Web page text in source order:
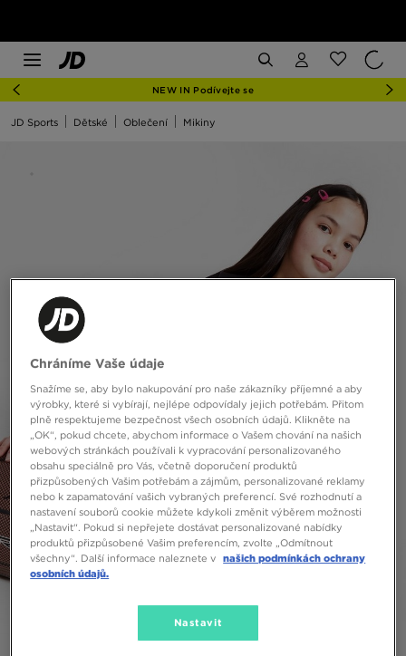
NEW IN Podívejte se
JD Sports Dětské Oblečení Mikiny
Chráníme Vaše údaje
Snažíme se, aby bylo nakupování pro naše zákazníky příjemné a aby
výrobky, které si vybírají, nejlépe odpovídaly jejich potřebám. Přitom
plně respektujeme bezpečnost všech osobních údajů. Klikněte na
„OK“, pokud chcete, abychom informace o Vašem chování na našich
webových stránkách používali k vypracování personalizovaného
obsahu speciálně pro Vás, včetně doporučení produktů
přizpůsobených Vašim potřebám a zájmům, personalizované reklamy
nebo k zapamatování vašich vybraných preferencí. Své rozhodnutí a
nastavení souborů cookie můžete kdykoli změnit výběrem možnosti
„Nastavit“. Pokud si nepřejete dostávat personalizované nabídky
produktů přizpůsobené Vašim preferencím, zvolte „Odmítnout
všechny“. Další informace naleznete v našich podmínkách ochrany
osobních údajů.
Nastavit